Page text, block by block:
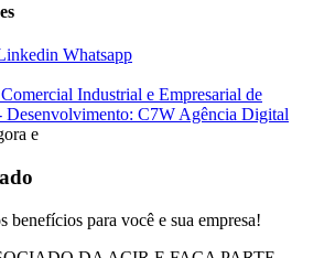
Whatsapp
Industrial e Empresarial de
Desenvolvimento: C7W Agência Digital
e
benefícios para você e sua empresa!